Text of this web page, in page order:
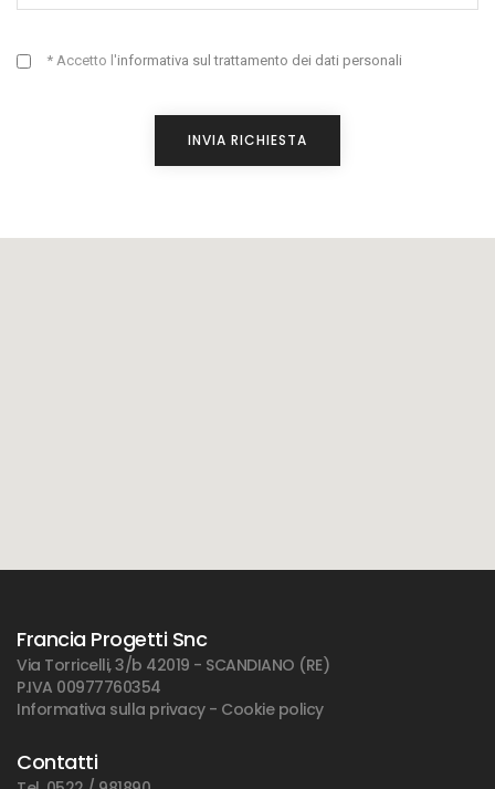
* Accetto l'informativa sul trattamento dei dati personali
INVIA RICHIESTA
Francia Progetti Snc
Via Torricelli, 3/b 42019 - SCANDIANO (RE)
P.IVA 00977760354
Informativa sulla privacy- Cookie policy
Contatti